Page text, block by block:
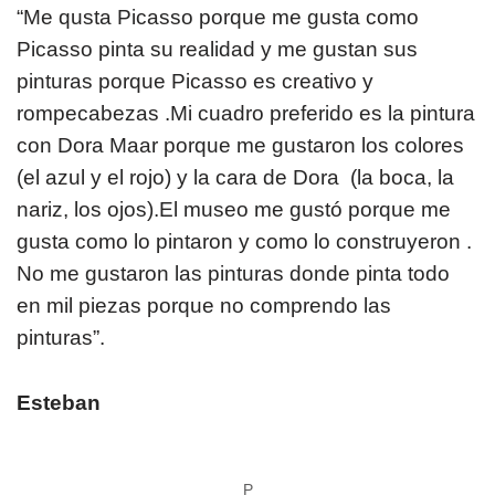
“Me qusta Picasso porque me gusta como
Picasso pinta su realidad y me gustan sus
pinturas porque Picasso es creativo y
rompecabezas .Mi cuadro preferido es la pintura
con Dora Maar porque me gustaron los colores
(el azul y el rojo) y la cara de Dora (la boca, la
nariz, los ojos).El museo me gustó porque me
gusta como lo pintaron y como lo construyeron .
No me gustaron las pinturas donde pinta todo
en mil piezas porque no comprendo las
pinturas”.
Esteban
P